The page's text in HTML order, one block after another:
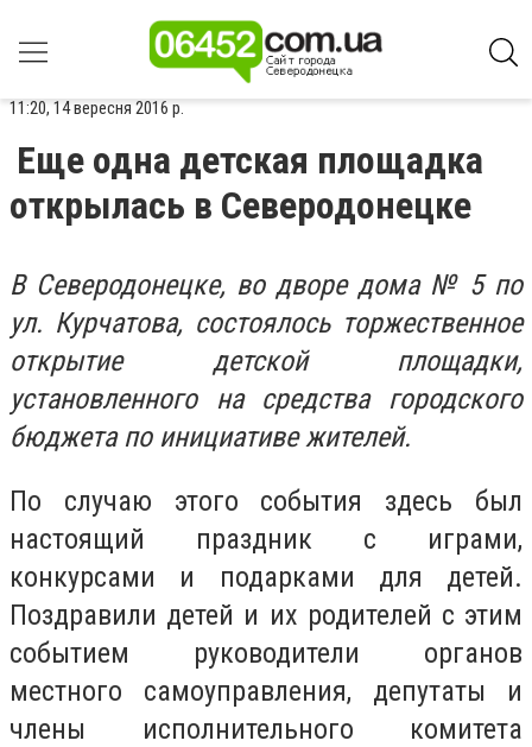
11:20, 14 вересня 2016 р.
Еще одна детская площадка
открылась в Северодонецке
В Северодонецке, во дворе дома № 5 по
ул. Курчатова, состоялось торжественное
открытие детской площадки,
установленного на средства городского
бюджета по инициативе жителей.
По случаю этого события здесь был
настоящий праздник с играми,
конкурсами и подарками для детей.
Поздравили детей и их родителей с этим
событием руководители органов
местного самоуправления, депутаты и
члены исполнительного комитета